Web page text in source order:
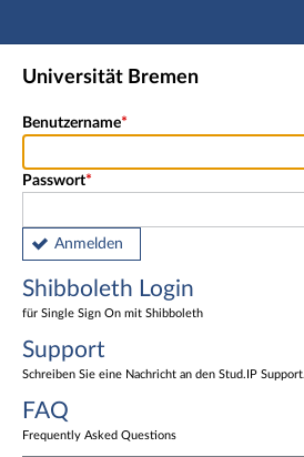
Shibboleth Login
Universität Bremen
Benutzername
Passwort
Anmelden
Shibboleth Login
für Single Sign On mit Shibboleth
Support
Schreiben Sie eine Nachricht an den Stud.IP Support.
FAQ
Frequently Asked Questions